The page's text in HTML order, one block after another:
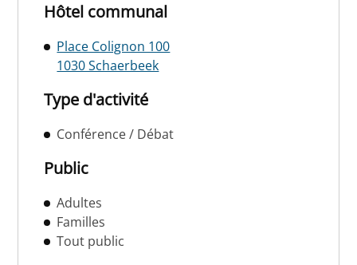
Hôtel communal
Place Colignon 100
1030 Schaerbeek
Type d'activité
Conférence / Débat
Public
Adultes
Familles
Tout public